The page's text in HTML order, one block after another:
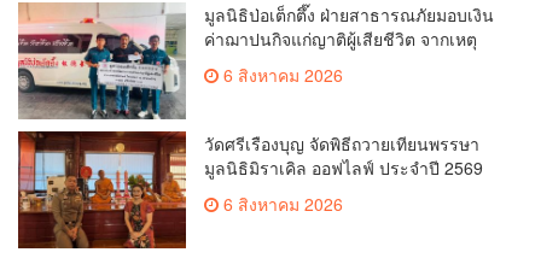
มูลนิธิป่อเต็กตึ๊ง ฝ่ายสาธารณภัยมอบเงิน
ค่าฌาปนกิจแก่ญาติผู้เสียชีวิต จากเหตุ
20,000 บาท
6 สิงหาคม 2026
วัดศรีเรืองบุญ จัดพิธีถวายเทียนพรรษา
มูลนิธิมิราเคิล ออฟไลฟ์ ประจำปี 2569
ประธาน
6 สิงหาคม 2026